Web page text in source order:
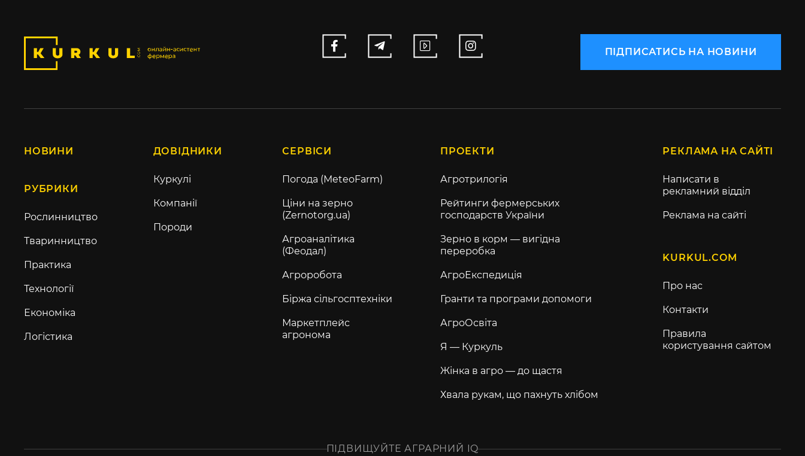
ПІДПИСАТИСЬ НА НОВИНИ
НОВИНИ
РУБРИКИ
Рослинництво
Тваринництво
Практика
Технології
Економіка
Логістика
ДОВІДНИКИ
Куркулі
Компанії
Породи
СЕРВІСИ
Погода (MeteoFarm)
Ціни на зерно
(Zernotorg.ua)
Агроаналітика
(Феодал)
Агроробота
Біржа сільгосптехніки
Маркетплейс
агронома
ПРОЕКТИ
Агротрилогія
Рейтинги фермерських
господарств України
Зерно в корм — вигідна
переробка
АгроЕкспедиція
Гранти та програми допомоги
АгроОсвіта
Я — Куркуль
Жінка в агро — до щастя
Хвала рукам, що пахнуть хлібом
РЕКЛАМА НА САЙТІ
Написати в
рекламний відділ
Реклама на сайті
KURKUL.COM
Про нас
Контакти
Правила
користування сайтом
ПІДВИЩУЙТЕ АГРАРНИЙ IQ